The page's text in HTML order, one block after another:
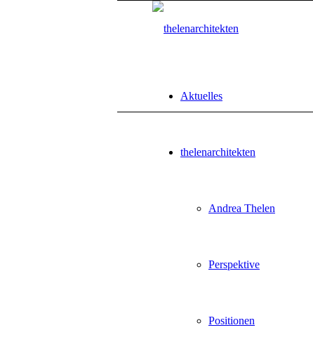
Aktuelles
thelenarchitekten
Andrea Thelen
Perspektive
Positionen